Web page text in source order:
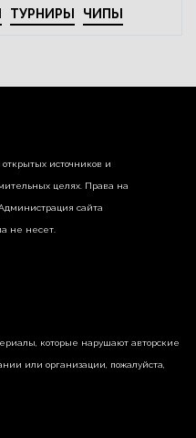
ТУРНИРЫ ЧИПЫ
источников и
целях. Права на
сайта
не несет.
которые нарушают авторские
или организации, пожалуйста,